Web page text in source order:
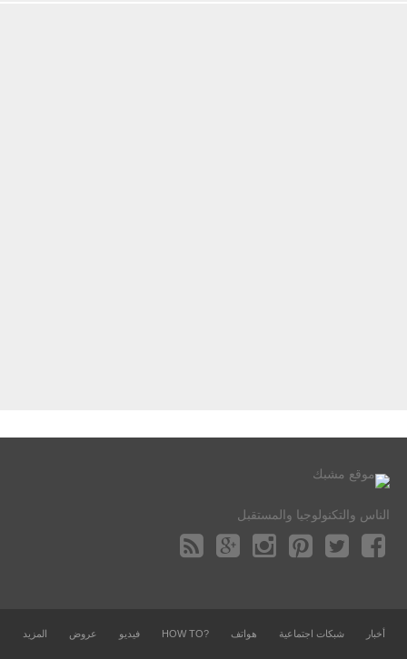
الناس والتكنولوجيا والمستقبل
أخبار شبكات اجتماعية هواتف ?HOW TO فيديو عروض المزيد